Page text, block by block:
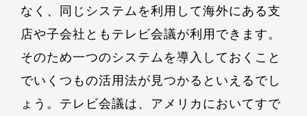
なく、同じシステムを利用して海外にある支
店や子会社ともテレビ会議が利用できます。
そのため一つのシステムを導入しておくこと
でいくつもの活用法が見つかるといえるでし
ょう。テレビ会議は、アメリカにおいてすで